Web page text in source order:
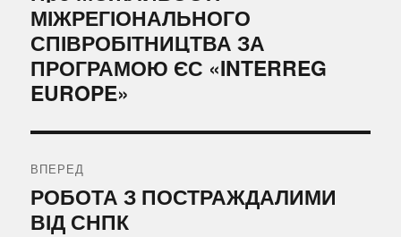
запис:
МІЖРЕГІОНАЛЬНОГО
СПІВРОБІТНИЦТВА ЗА
ПРОГРАМОЮ ЄС «INTERREG
EUROPE»
ВПЕРЕД
Наступний
запис:
РОБОТА З ПОСТРАЖДАЛИМИ
ВІД СНПК